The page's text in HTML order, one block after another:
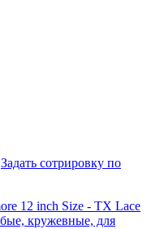
Задать сотрировку по